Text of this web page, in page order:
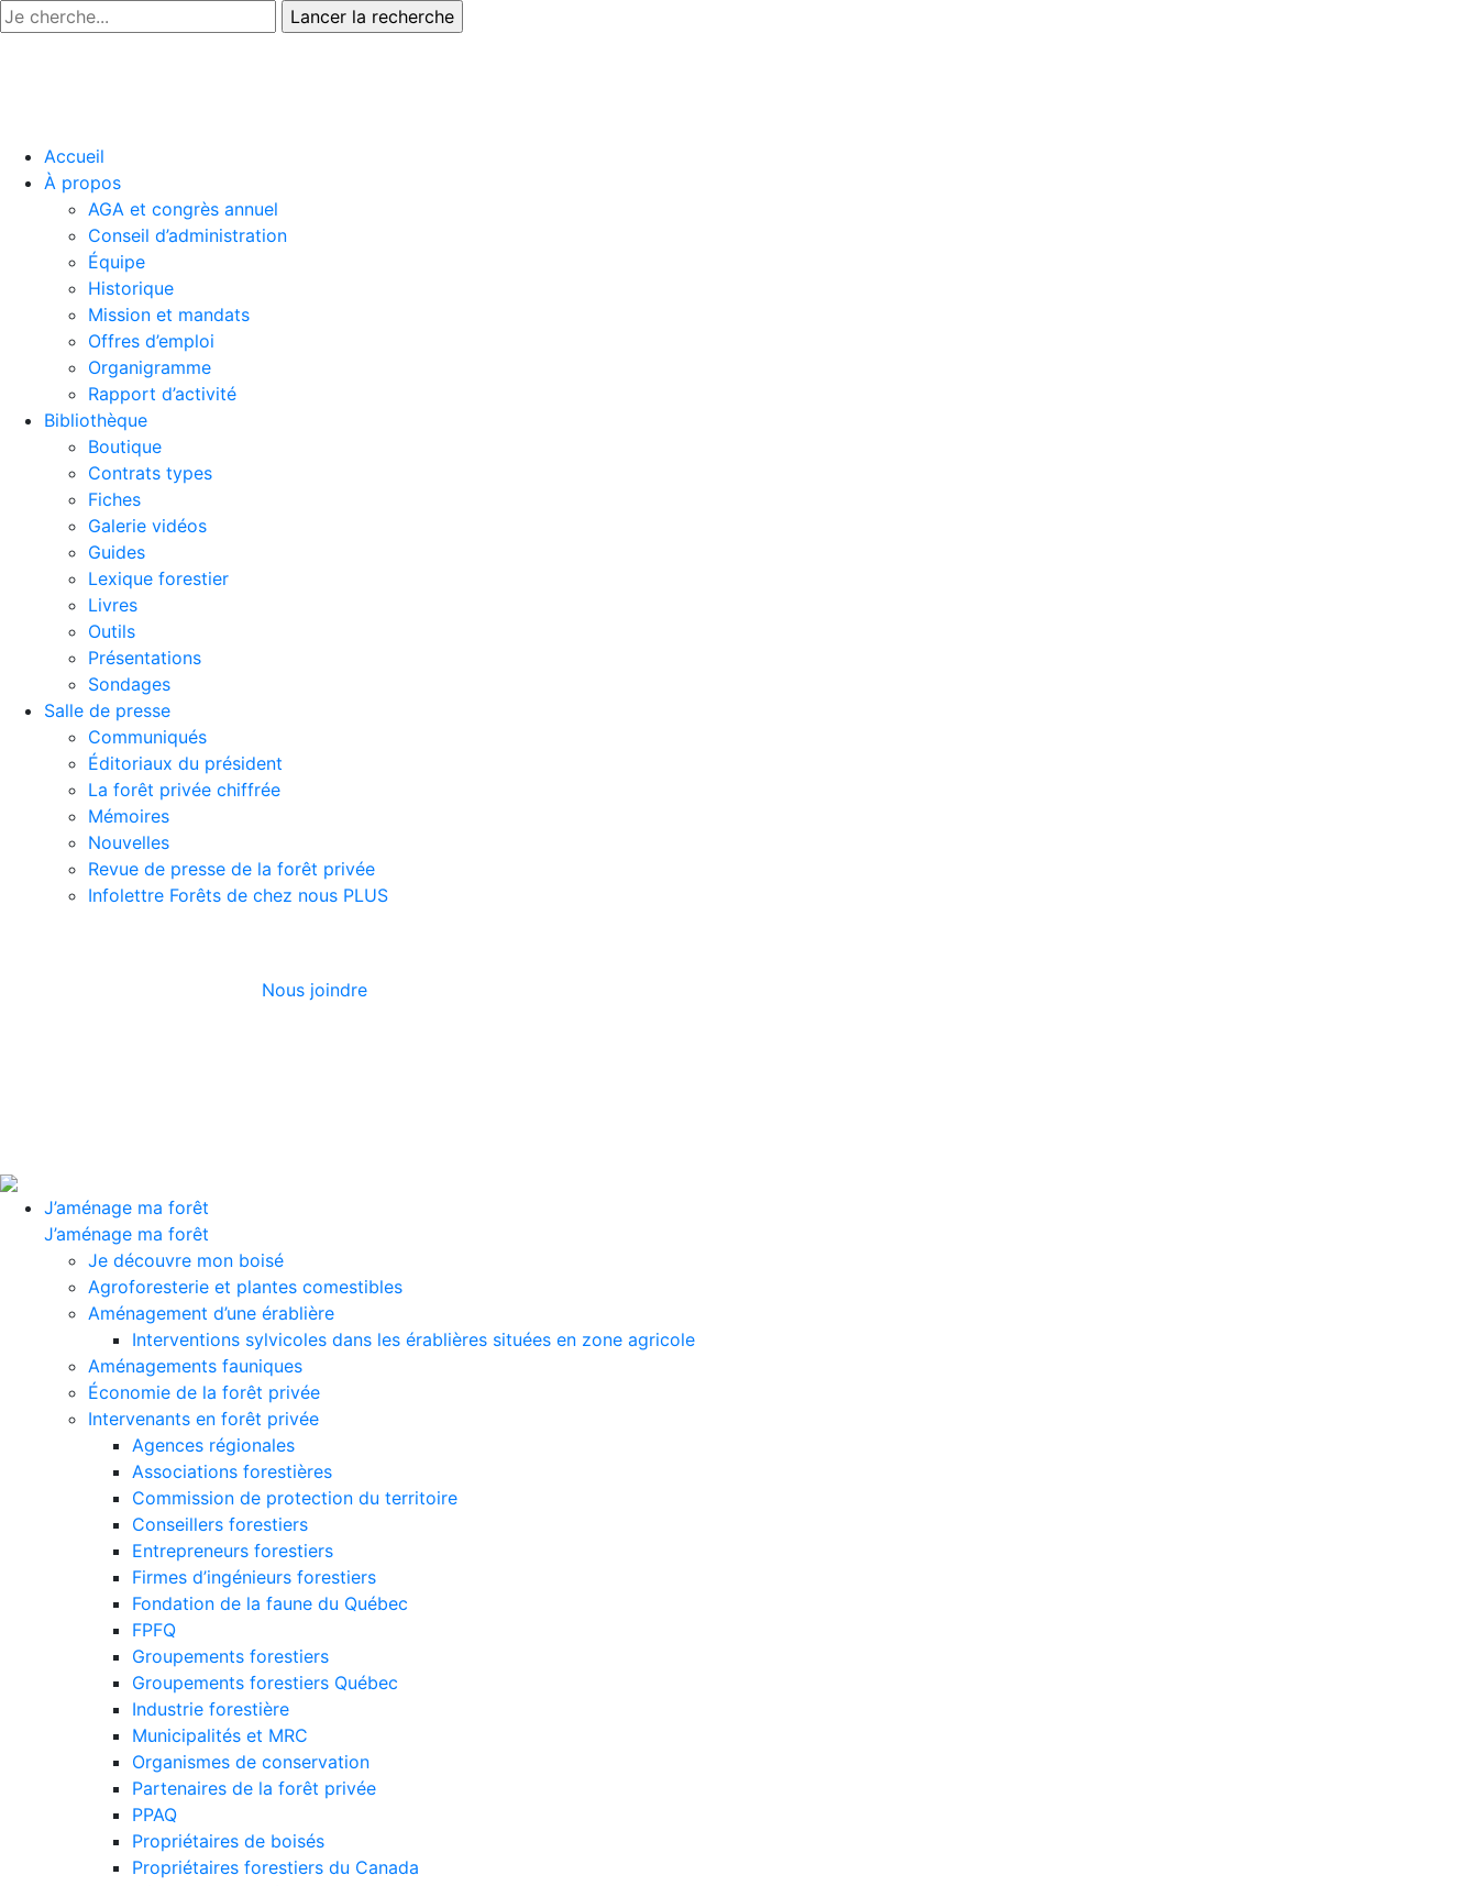
Accueil
À propos
AGA et congrès annuel
Conseil d’administration
Équipe
Historique
Mission et mandats
Offres d’emploi
Organigramme
Rapport d’activité
Bibliothèque
Boutique
Contrats types
Fiches
Galerie vidéos
Guides
Lexique forestier
Livres
Outils
Présentations
Sondages
Salle de presse
Communiqués
Éditoriaux du président
La forêt privée chiffrée
Mémoires
Nouvelles
Revue de presse de la forêt privée
Infolettre Forêts de chez nous PLUS
Nous joindre
J’aménage ma forêt
J’aménage ma forêt
Je découvre mon boisé
Agroforesterie et plantes comestibles
Aménagement d’une érablière
Interventions sylvicoles dans les érablières situées en zone agricole
Aménagements fauniques
Économie de la forêt privée
Intervenants en forêt privée
Agences régionales
Associations forestières
Commission de protection du territoire
Conseillers forestiers
Entrepreneurs forestiers
Firmes d’ingénieurs forestiers
Fondation de la faune du Québec
FPFQ
Groupements forestiers
Groupements forestiers Québec
Industrie forestière
Municipalités et MRC
Organismes de conservation
Partenaires de la forêt privée
PPAQ
Propriétaires de boisés
Propriétaires forestiers du Canada